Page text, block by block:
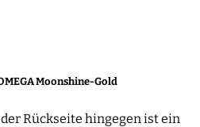
Moonshine-Gold
Rückseite hingegen ist ein